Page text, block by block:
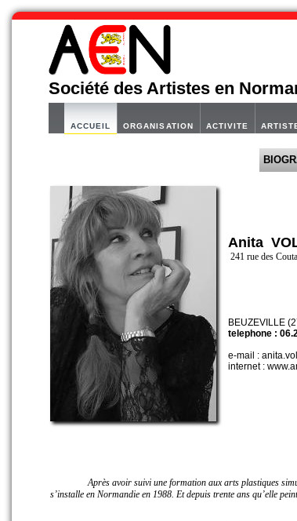
Société des Artistes en
ACCUEIL ORGANISATION ACTIVITE
Anita
241 rue des
BEUZEVILLE
telephone :
e-mail :
internet :
Après avoir suivi une formation aux arts plastiques
s’installe en Normandie en 1988. Et depuis trente ans qu’elle